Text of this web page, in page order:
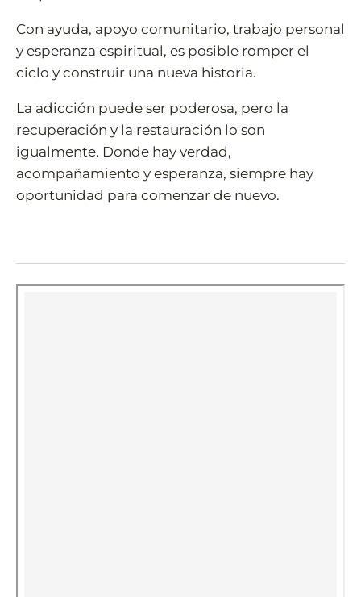
Con ayuda, apoyo comunitario, trabajo personal
y esperanza espiritual, es posible romper el
ciclo y construir una nueva historia.
La adicción puede ser poderosa, pero la
recuperación y la restauración lo son
igualmente. Donde hay verdad,
acompañamiento y esperanza, siempre hay
oportunidad para comenzar de nuevo.